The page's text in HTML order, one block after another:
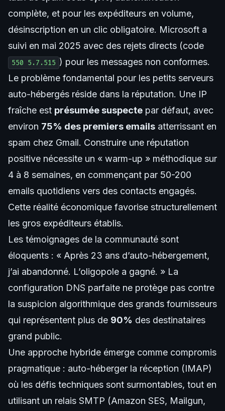
complète, et pour les expéditeurs en volume,
désinscription en un clic obligatoire. Microsoft a
suivi en mai 2025 avec des rejets directs (code
550 5.7.515 ) pour les messages non conformes.
Le problème fondamental pour les petits serveurs
auto-hébergés réside dans la réputation. Une IP
fraîche est présumée suspecte par défaut, avec
environ 75% des premiers emails atterrissant en
spam chez Gmail. Construire une réputation
positive nécessite un « warm-up » méthodique sur
4 à 8 semaines, en commençant par 50-200
emails quotidiens vers des contacts engagés.
Cette réalité économique favorise structurellement
les gros expéditeurs établis.
Les témoignages de la communauté sont
éloquents : « Après 23 ans d’auto-hébergement,
j’ai abandonné. L’oligopole a gagné. » La
configuration DNS parfaite ne protège pas contre
la suspicion algorithmique des grands fournisseurs
qui représentent plus de 90% des destinataires
grand public.
Une approche hybride émerge comme compromis
pragmatique : auto-héberger la réception (IMAP)
où les défis techniques sont surmontables, tout en
utilisant un relais SMTP (Amazon SES, Mailgun,